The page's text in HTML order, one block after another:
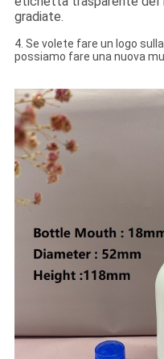
gradiate.
4. Se volete fare un logo
possiamo fare una nuova